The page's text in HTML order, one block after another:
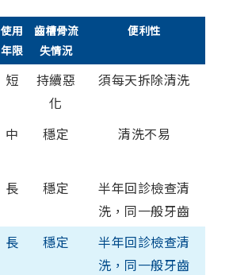
使用
年限
齒槽骨流
失情況
便利性
短
持續惡
化
須每天拆除清洗
中 穩定 清洗不易
長 穩定
半年回診檢查清
洗，同一般牙齒
長 穩定
半年回診檢查清
洗，同一般牙齒